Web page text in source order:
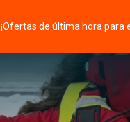
¡Ofertas de última hora